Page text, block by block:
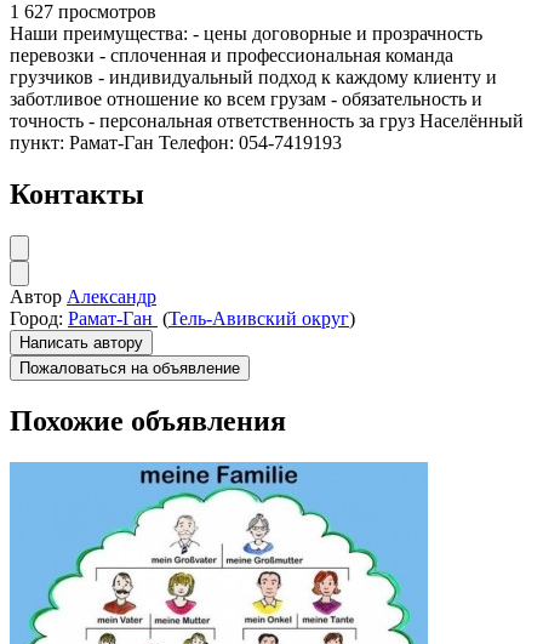
1 627 просмотров
Наши преимущества: - цены договорные и прозрачность
перевозки - сплоченная и профессиональная команда
грузчиков - индивидуальный подход к каждому клиенту и
заботливое отношение ко всем грузам - обязательность и
точность - персональная ответственность за груз Населённый
пункт: Рамат-Ган Телефон: 054-7419193
Контакты
Автор Александр
Город: Рамат-Ган (Тель-Авивский округ)
Написать автору
Пожаловаться на объявление
Похожие объявления